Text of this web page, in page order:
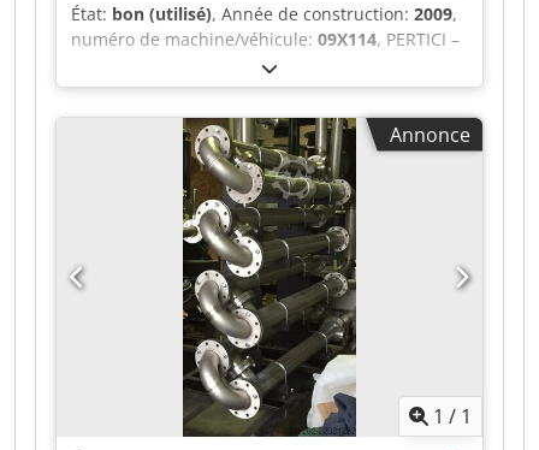
État: bon (utilisé), Année de construction: 2009,
numéro de machine/véhicule: 09X114, PERTICI –
Centre de découpe pour profilés en plastique
Scarabeo SC 55. Sans système d’aspiration.
Crjdpfx Aezlym Eogusf
Annonce
1 / 1